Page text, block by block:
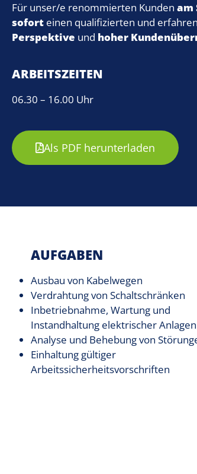
Für unser/e renommierten Kunden am
sofort einen qualifizierten und
Perspektive und hoher
ARBEITSZEITEN
06.30 – 16.00 Uhr
Als PDF herunterladen
AUFGABEN
Ausbau von Kabelwegen
Verdrahtung von Schaltschränken
Inbetriebnahme, Wartung und
Instandhaltung elektrischer Anlagen
Analyse und Behebung von
Einhaltung gültiger
Arbeitssicherheitsvorschriften